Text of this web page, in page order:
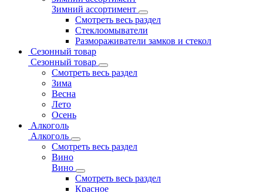
Зимний ассортимент
Смотреть весь раздел
Стеклоомыватели
Размораживатели замков и стекол
Сезонный товар
Сезонный товар
Смотреть весь раздел
Зима
Весна
Лето
Осень
Алкоголь
Алкоголь
Смотреть весь раздел
Вино
Вино
Смотреть весь раздел
Красное